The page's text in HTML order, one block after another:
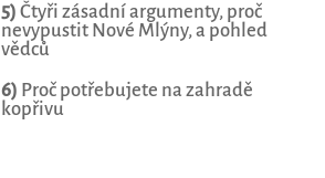
5) Čtyři zásadní argumenty, proč
nevypustit Nové Mlýny, a pohled
vědců
6) Proč potřebujete na zahradě
kopřivu